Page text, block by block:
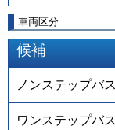
車両区分
候補
ノンステップバス
ワンステップバス